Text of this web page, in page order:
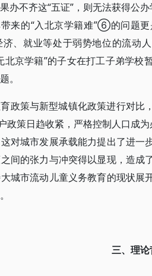
办不齐这“五证”，则无法获得公
带来的“入北京学籍难”⑥的问题
、就业等处于弱势地位的流动
北京学籍”的子女在打工子弟学校
。
政策与新型城镇化政策进行对比
政策日趋收紧，严格控制人口成
对城市发展承载能力提出了进一
间的张力与冲突得以显现，造
城市流动儿童义务教育的现状
三、理